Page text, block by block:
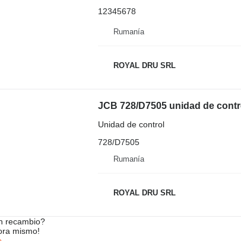
12345678
Rumanía
ROYAL DRU SRL
JCB 728/D7505 unidad de
Unidad de control
728/D7505
Rumanía
ROYAL DRU SRL
recambio?
mismo!